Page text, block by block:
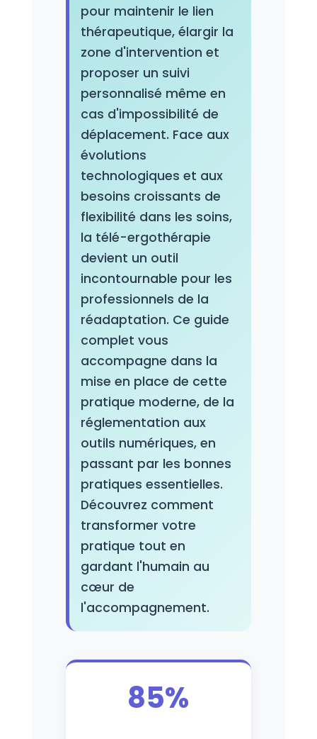
pour maintenir le lien
thérapeutique, élargir la
zone d'intervention et
proposer un suivi
personnalisé même en
cas d'impossibilité de
déplacement. Face aux
évolutions
technologiques et aux
besoins croissants de
flexibilité dans les soins,
la télé-ergothérapie
devient un outil
incontournable pour les
professionnels de la
réadaptation. Ce guide
complet vous
accompagne dans la
mise en place de cette
pratique moderne, de la
réglementation aux
outils numériques, en
passant par les bonnes
pratiques essentielles.
Découvrez comment
transformer votre
pratique tout en
gardant l'humain au
cœur de
l'accompagnement.
85%